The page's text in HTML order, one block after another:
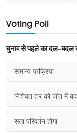
Voting Poll
चुनाव से पहले का दल-बदल
सामान्य प्रक्रिया
निश्चित हार को जीत में
सत्ता परिवर्तन होगा